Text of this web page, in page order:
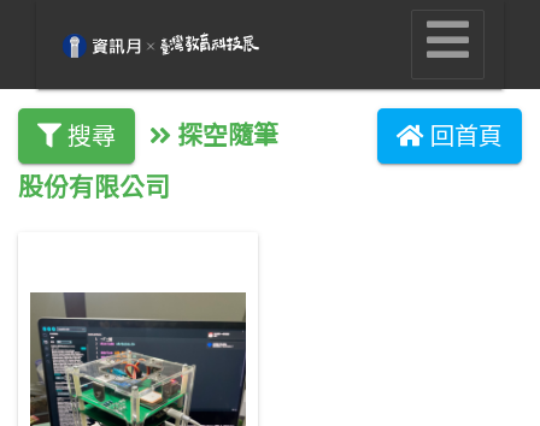
搜尋
探空隨筆
股份有限公司
回首頁